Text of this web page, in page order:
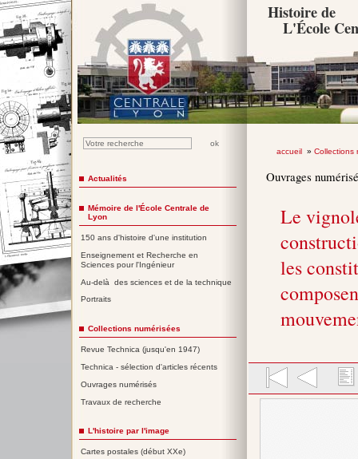
Histoire de
L'École
accueil» Collections
Ouvrages
Le
les
Actualités
Mémoire de l'École Centrale de
Lyon
150 ans d'histoire d'une institution
Enseignement et Recherche en
Sciences pour l'Ingénieur
Au-delà des sciences et de la technique
Portraits
Collections numérisées
Revue Technica (jusqu'en 1947)
Technica - sélection d'articles récents
Ouvrages numérisés
Travaux de recherche
L'histoire par l'image
Cartes postales (début XXe)